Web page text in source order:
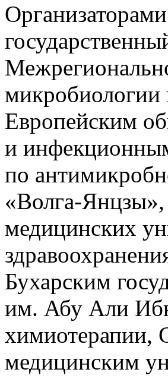
Европейским
и
по
«Волга-Янцзы»,
медицинских
Бухарским
им. Абу Али
химиотерапии,
медицинским